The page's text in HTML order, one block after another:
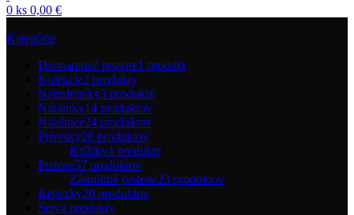
0 ks 0,00 €
Kategórie
Diamantové prstene1 produkt
Kolekcie2 produkty
Náhrdelníky3 produkty
Náramky14 produktov
Náušnice24 produktov
Prívesky28 produktov
Krížiky4 produkty
Prstene57 produktov
Zásnubné prstene23 produktov
Retiazky20 produktov
Sety4 produkty